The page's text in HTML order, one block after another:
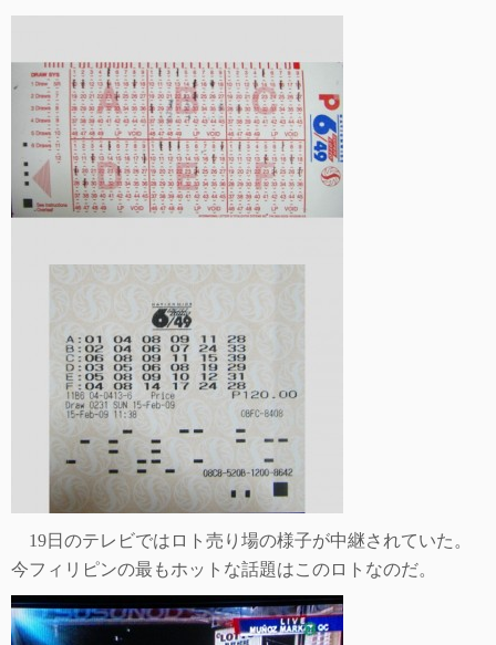
19日のテレビではロト売り場の様子が中継されていた。
今フィリピンの最もホットな話題はこのロトなのだ。